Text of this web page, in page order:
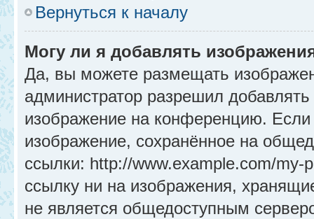
Вернуться к началу
Могу ли я добавлять
Да, вы можете размещать
администратор разрешил
изображение на конференцию.
изображение, сохранённое на
ссылки: http://www.example.com/
ссылку ни на изображения,
не является общедоступным